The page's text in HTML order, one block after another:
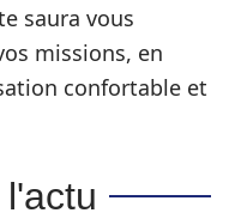
saura vous
missions, en
confortable et